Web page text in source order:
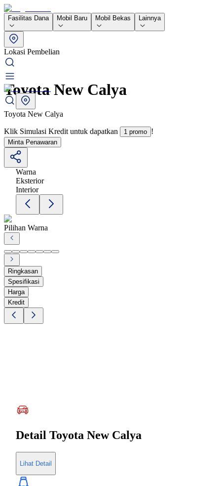
Fasilitas Dana Mobil Baru Mobil Bekas Lainnya
Lokasi Pembelian
Toyota New Calya
Toyota New Calya
Klik Simulasi Kredit untuk dapatkan 1 promo !
Minta Penawaran
Warna
Eksterior
Interior
Pilihan Warna
Ringkasan
Spesifikasi
Harga
Kredit
Detail Toyota New Calya
Lihat Detail